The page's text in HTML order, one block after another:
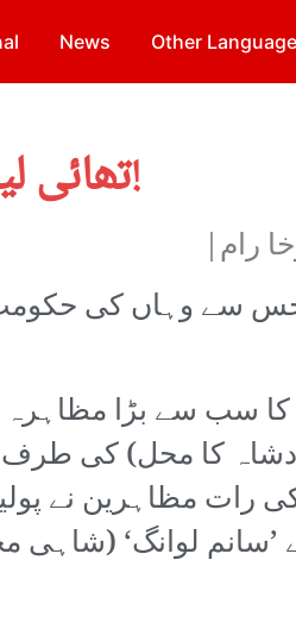
News Other
تھائی لینڈ کے عوامی احتجاج: بادشاہت مردہ باد!
رام|
سب سے بڑا مظاہرہ
کا محل) کی
رات مظاہرین نے
لوانگ‘ (شاہی